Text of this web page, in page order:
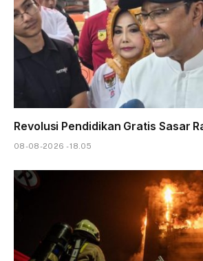
Revolusi Pendidikan Gratis Sasar
08-08-2026 - 18.05